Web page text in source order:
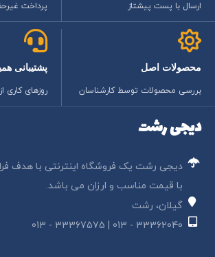
ارسال با پست پیشتاز پرداخت
محصولات اصل
بررسی محصولات توسط کارشناسان
پشتیبانی
روزهای کاری از
دیجی رشت
دیجی رشت یک فروشگاه اینترنتی با هدف
با قیمت مناسب و ارزان می باشد.
گیلان، رشت
33362040 - 013 | 33367575 - 013